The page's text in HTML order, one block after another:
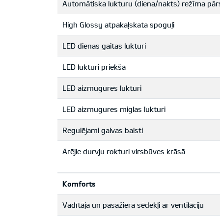
Automātiska lukturu (diena/nakts) režīma
High Glossy atpakaļskata spoguļi
LED dienas gaitas lukturi
LED lukturi priekšā
LED aizmugures lukturi
LED aizmugures miglas lukturi
Regulējami galvas balsti
Ārējie durvju rokturi virsbūves krāsā
Komforts
Vadītāja un pasažiera sēdekļi ar ventilāciju